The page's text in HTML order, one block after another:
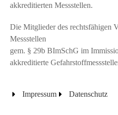
akkreditierten Messstellen.
​Die Mitglieder des rechtsfähigen
Messstellen
gem. § 29b BImSchG im
akkreditierte
Impressum Datenschutz